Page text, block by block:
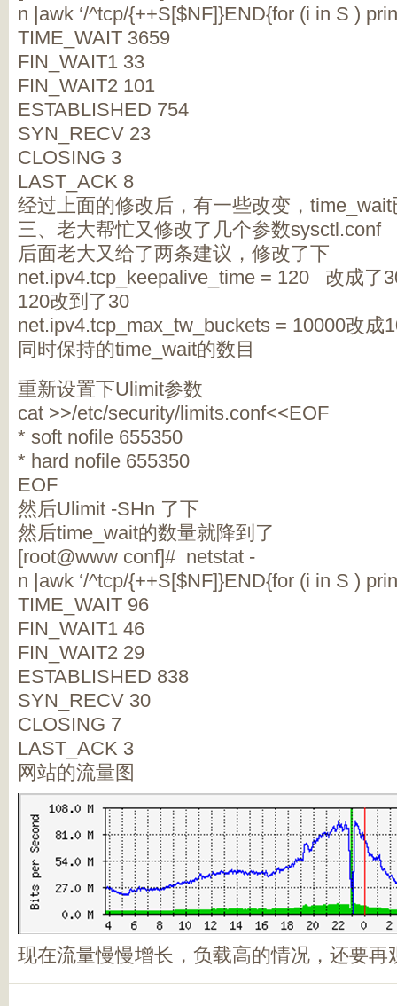
n |awk ‘/^tcp/{++S[$NF]}END{for (i in S )
TIME_WAIT 3659
FIN_WAIT1 33
FIN_WAIT2 101
ESTABLISHED 754
SYN_RECV 23
CLOSING 3
LAST_ACK 8
经过上面的修改后，有一些改变，
三、老大帮忙又修改了几个参数sysctl.conf
后面老大又给了两条建议，修改了下
net.ipv4.tcp_keepalive_time = 120 改成了
120改到了30
net.ipv4.tcp_max_tw_buckets = 10000改成
同时保持的time_wait的数目
重新设置下Ulimit参数
cat >>/etc/security/limits.conf<<EOF
* soft nofile 655350
* hard nofile 655350
EOF
然后Ulimit -SHn 了下
然后time_wait的数量就降到了
[root@www conf]# netstat -
n |awk ‘/^tcp/{++S[$NF]}END{for (i in S )
TIME_WAIT 96
FIN_WAIT1 46
FIN_WAIT2 29
ESTABLISHED 838
SYN_RECV 30
CLOSING 7
LAST_ACK 3
网站的流量图
现在流量慢慢增长，负载高的情况，还要再